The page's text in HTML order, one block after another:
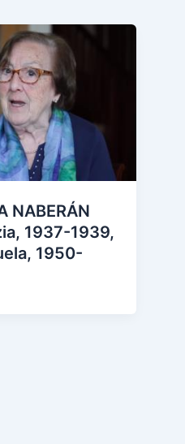
NABERÁN
1937-1939,
1950-